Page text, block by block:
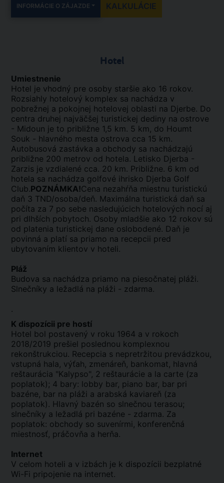
INFORMÁCIE O ZÁJAZDE KALKULÁCIE
Hotel
Umiestnenie
Hotel je vhodný pre osoby staršie ako 16 rokov.
Rozsiahly hotelový komplex sa nachádza v
pobrežnej a pokojnej hotelovej oblasti na Djerbe. Do
centra druhej najväčšej turistickej dediny na ostrove
- Midoun je to približne 1,5 km. 5 km, do Houmt
Souk - hlavného mesta ostrova cca 15 km.
Autobusová zastávka a obchody sa nachádzajú
približne 200 metrov od hotela. Letisko Djerba -
Zarzis je vzdialené cca. 20 km. Približne. 6 km od
hotela sa nachádza golfové ihrisko Djerba Golf
Club.POZNÁMKA!Cena nezahŕňa miestnu turistickú
daň 3 TND/osoba/deň. Maximálna turistická daň sa
počíta za 7 po sebe nasledujúcich hotelových nocí aj
pri dlhších pobytoch. Osoby mladšie ako 12 rokov sú
od platenia turistickej dane oslobodené. Daň je
povinná a platí sa priamo na recepcii pred
ubytovaním klientov v hoteli.
Pláž
Budova sa nachádza priamo na piesočnatej pláži.
Slnečníky a ležadlá na pláži - zdarma.
.
K dispozícii pre hostí
Hotel bol postavený v roku 1964 a v rokoch
2018/2019 prešiel poslednou komplexnou
rekonštrukciou. Recepcia s nepretržitou prevádzkou,
vstupná hala, výťah, zmenáreň, bankomat, hlavná
reštaurácia "Kalypso", 2 reštaurácie a la carte (za
poplatok); 4 bary: lobby bar, piano bar, bar pri
bazéne, bar na pláži a arabská kaviareň (za
poplatok). Hlavný bazén so slnečnou terasou;
slnečníky a ležadlá pri bazéne - zdarma. Za
poplatok: obchody so suvenírmi, konferenčná
miestnosť, práčovňa a herňa.
Internet
V celom hoteli a v izbách je k dispozícii bezplatné
Wi-Fi pripojenie na internet.